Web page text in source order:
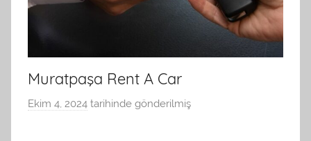
Muratpaşa Rent A Car
Ekim 4, 2024 tarihinde gönderilmiş